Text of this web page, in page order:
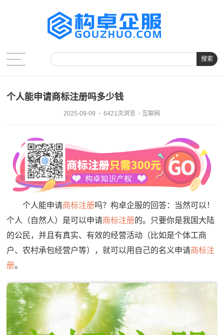
搜索
个人能申请商标注册吗多少钱
2025-09-09 6421次浏览 互联网
个人能申请商标注册吗？构卓企服的回答：当然可以！
个人（自然人）是可以申请商标注册的。只要你是我国大陆
的公民，并且有真实、有效的经营活动（比如是个体工商
户、农村承包经营户等），就可以用自己的名义申请商标注
册。